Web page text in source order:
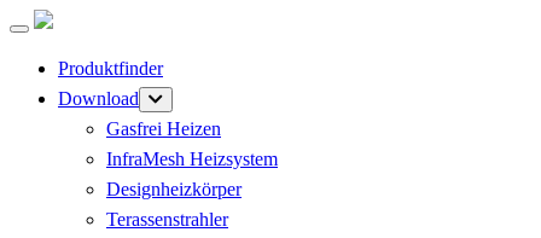
Produktfinder
Download
Gasfrei Heizen
InfraMesh Heizsystem
Designheizkörper
Terassenstrahler